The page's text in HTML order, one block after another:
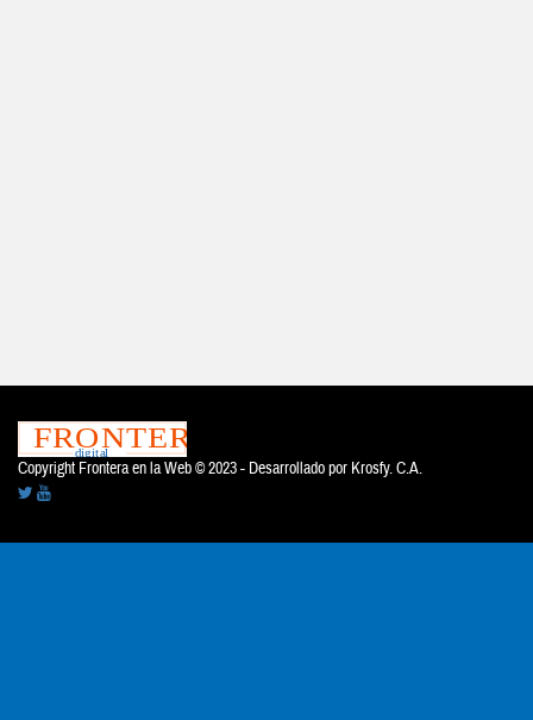
Copyright Frontera en la Web © 2023 - Desarrollado por Krosfy. C.A.